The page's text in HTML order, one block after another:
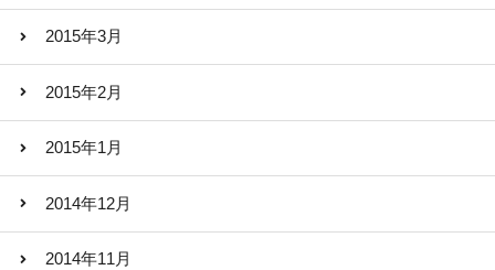
2015年3月
2015年2月
2015年1月
2014年12月
2014年11月